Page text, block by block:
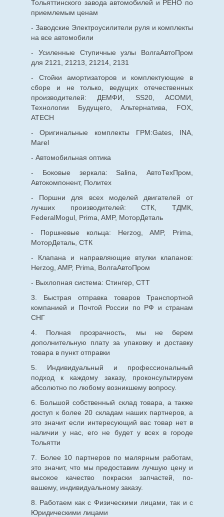
Тольяттинского завода автомобилей и РЕНО по
приемлемым ценам
- Заводские Электроусилители руля и комплекты
на все автомобили
- Усиленные Ступичные узлы ВолгаАвтоПром
для 2121, 21213, 21214, 2131
- Стойки амортизаторов и комплектующие в
сборе и не только, ведущих отечественных
производителей: ДЕМФИ, SS20, АСОМИ,
Технологии Будущего, Альтернатива, FOX,
ATECH
- Оригинальные комплекты ГРМ:Gates, INA,
Marel
- Автомобильная оптика
- Боковые зеркала: Salina, АвтоТехПром,
Автокомпонент, Политех
- Поршни для всех моделей двигателей от
лучших производителей: СТК, ТДМК,
FederalMogul, Prima, AMP, МоторДеталь
- Поршневые кольца: Herzog, AMP, Prima,
МоторДеталь, СТК
- Клапана и направляющие втулки клапанов:
Herzog, AMP, Prima, ВолгаАвтоПром
- Выхлопная система: Стингер, СТТ
3. Быстрая отправка товаров Транспортной
компанией и Почтой России по РФ и странам
СНГ
4. Полная прозрачность, мы не берем
дополнительную плату за упаковку и доставку
товара в пункт отправки
5. Индивидуальный и профессиональный
подход к каждому заказу, проконсультируем
абсолютно по любому возникшему вопросу.
6. Большой собственный склад товара, а также
доступ к более 20 складам наших партнеров, а
это значит если интересующий вас товар нет в
наличии у нас, его не будет у всех в городе
Тольятти
7. Более 10 партнеров по малярным работам,
это значит, что мы предоставим лучшую цену и
высокое качество покраски запчастей, по-
вашему, индивидуальному заказу.
8. Работаем как с Физическими лицами, так и с
Юридическими лицами